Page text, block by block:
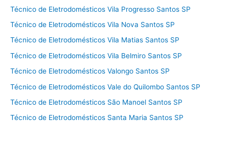
Técnico de Eletrodomésticos Vila Progresso Santos SP
Técnico de Eletrodomésticos Vila Nova Santos SP
Técnico de Eletrodomésticos Vila Matias Santos SP
Técnico de Eletrodomésticos Vila Belmiro Santos SP
Técnico de Eletrodomésticos Valongo Santos SP
Técnico de Eletrodomésticos Vale do Quilombo Santos SP
Técnico de Eletrodomésticos São Manoel Santos SP
Técnico de Eletrodomésticos Santa Maria Santos SP